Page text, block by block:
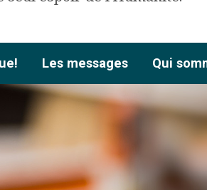
Les messages Qui